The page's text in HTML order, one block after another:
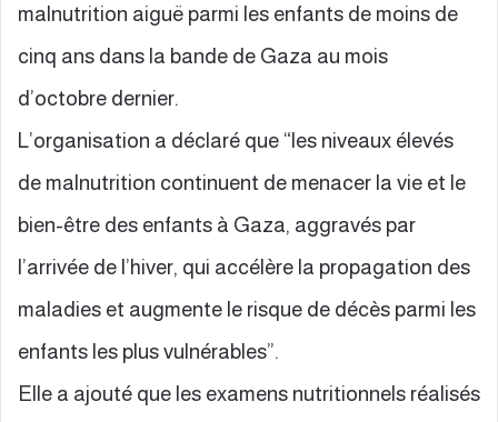
malnutrition aiguë parmi les enfants de moins de
cinq ans dans la bande de Gaza au mois
d’octobre dernier.
L’organisation a déclaré que “les niveaux élevés
de malnutrition continuent de menacer la vie et le
bien-être des enfants à Gaza, aggravés par
l’arrivée de l’hiver, qui accélère la propagation des
maladies et augmente le risque de décès parmi les
enfants les plus vulnérables”.
Elle a ajouté que les examens nutritionnels réalisés